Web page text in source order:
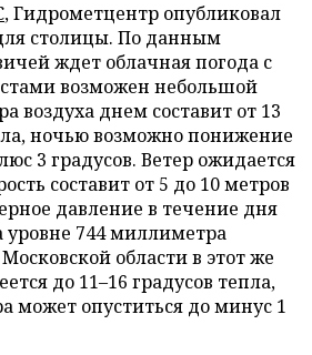
, Гидрометцентр опубликовал
столицы. По данным
ждет облачная погода с
возможен небольшой
воздуха днем составит от 13
ночью возможно понижение
3 градусов. Ветер ожидается
составит от 5 до 10 метров
давление в течение дня
уровне 744 миллиметра
области в этот же
до 11–16 градусов тепла,
может опуститься до минус 1